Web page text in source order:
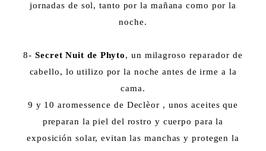
jornadas de sol, tanto por la mañana como por la
noche.
8-Secret Nuit de Phyto, un milagroso reparador de
cabello, lo utilizo por la noche antes de irme a la
cama.
9 y 10 aromessence de Declèor , unos aceites que
preparan la piel del rostro y cuerpo para la
exposición solar, evitan las manchas y protegen la